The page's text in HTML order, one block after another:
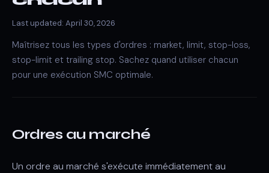
Last updated: April 30, 2026
Maîtrisez tous les types d'ordres : market, limit, stop-loss,
stop-limit et trailing stop. Sachez quand utiliser chacun
pour une exécution SMC optimale.
Ordres au marché
Un ordre au marché s'exécute immédiatement au